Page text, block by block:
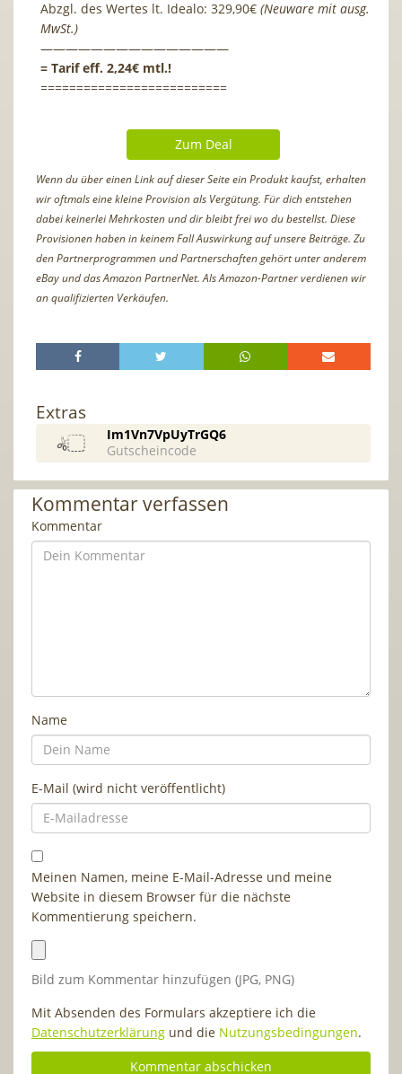
Abzgl. des Wertes lt. Idealo: 329,90€ (Neuware mit ausg.
MwSt.)
———————————————
= Tarif eff. 2,24€ mtl.!
==========================
Zum Deal
Wenn du über einen Link auf dieser Seite ein Produkt kaufst, erhalten
wir oftmals eine kleine Provision als Vergütung. Für dich entstehen
dabei keinerlei Mehrkosten und dir bleibt frei wo du bestellst. Diese
Provisionen haben in keinem Fall Auswirkung auf unsere Beiträge. Zu
den Partnerprogrammen und Partnerschaften gehört unter anderem
eBay und das Amazon PartnerNet. Als Amazon-Partner verdienen wir
an qualifizierten Verkäufen.
Extras
Im1Vn7VpUyTrGQ6
Gutscheincode
Kommentar verfassen
Kommentar
Name
E-Mail (wird nicht veröffentlicht)
Meinen Namen, meine E-Mail-Adresse und meine
Website in diesem Browser für die nächste
Kommentierung speichern.
Bild zum Kommentar hinzufügen (JPG, PNG)
Mit Absenden des Formulars akzeptiere ich die
Datenschutzerklärung und die Nutzungsbedingungen.